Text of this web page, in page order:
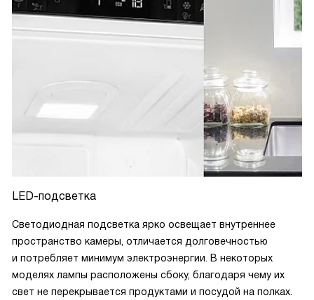
LED-подсветка
Светодиодная подсветка ярко освещает внутреннее
пространство камеры, отличается долговечностью
и потребляет минимум электроэнергии. В некоторых
моделях лампы расположены сбоку, благодаря чему их
свет не перекрывается продуктами и посудой на полках.